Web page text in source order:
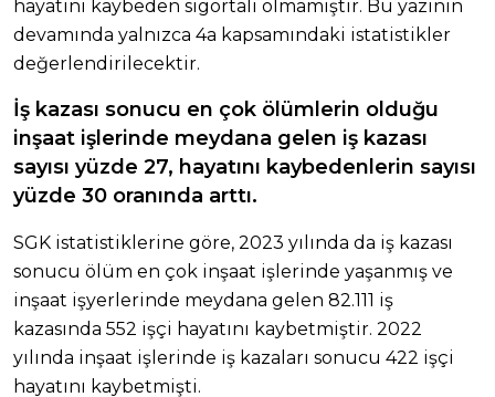
hayatını kaybeden sigortalı olmamıştır. Bu yazının
devamında yalnızca 4a kapsamındaki istatistikler
değerlendirilecektir.
İş kazası sonucu en çok ölümlerin olduğu
inşaat işlerinde meydana gelen iş kazası
sayısı yüzde 27, hayatını kaybedenlerin sayısı
yüzde 30 oranında arttı.
SGK istatistiklerine göre, 2023 yılında da iş kazası
sonucu ölüm en çok inşaat işlerinde yaşanmış ve
inşaat işyerlerinde meydana gelen 82.111 iş
kazasında 552 işçi hayatını kaybetmiştir. 2022
yılında inşaat işlerinde iş kazaları sonucu 422 işçi
hayatını kaybetmişti.